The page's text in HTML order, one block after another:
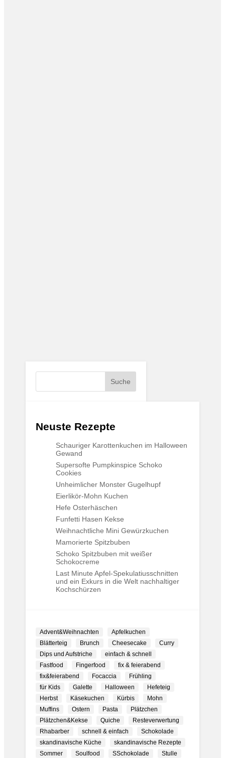
Suche
Neuste Rezepte
Schauriger Karottenkuchen im Halloween
Gewand
Supersofte Pumpkinspice Schoko
Cookies
Unheimlicher Monster Gugelhupf
Eierlikör-Mohn Kuchen
Hefe Osterhäschen
Funfetti Hasen Kekse
Weihnachtliche Mini Gewürzkuchen
Mamorierte Spitzbuben
Schoko Spitzbuben mit weißer
Schokocreme
Last Minute Apfel-Spekulatiusschnitten
und ein Exkurs in die Welt nachhaltiger
Kochschürzen
Advent&Weihnachten
Apfelkuchen
Blätterteig
Brunch Cheesecake
Curry
Dips und Aufstriche
einfach & schnell
Fastfood
Fingerfood
fix & feierabend
fix&feierabend
Focaccia
Frühling
für Kids
Galette Halloween
Hefeteig
Herbst
Käsekuchen Kürbis
Mohn
Muffins
Ostern Pasta
Plätzchen
Plätzchen&Kekse
Quiche
Resteverwertung
Rhabarber
schnell & einfach
Schokolade
skandinavische Küche
skandinavische Rezepte
Sommer
Soulfood SSchokolade
Stulle